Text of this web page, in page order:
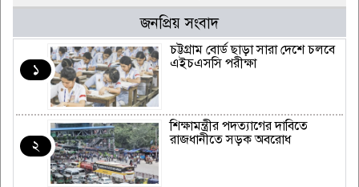
জনপ্রিয় সংবাদ
১
চট্টগ্রাম বোর্ড ছাড়া সারা দেশে চলবে
এইচএসসি পরীক্ষা
২
শিক্ষামন্ত্রীর পদত্যাগের দাবিতে
রাজধানীতে সড়ক অবরোধ